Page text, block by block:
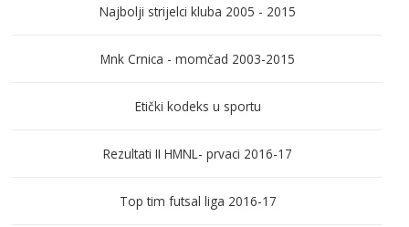
Najbolji strijelci kluba 2005 - 2015
Mnk Crnica - momčad 2003-2015
Etički kodeks u sportu
Rezultati II HMNL- prvaci 2016-17
Top tim futsal liga 2016-17